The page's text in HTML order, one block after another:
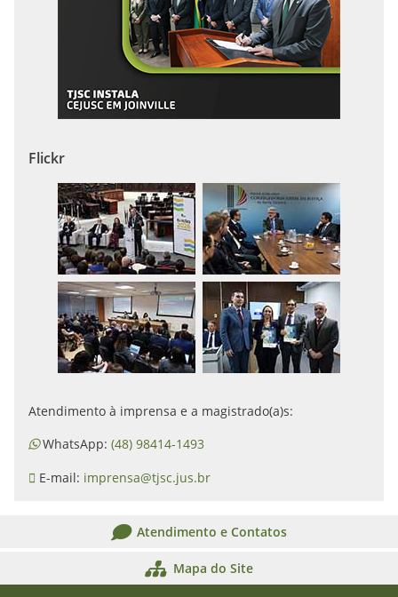
Flickr
Atendimento à imprensa e a magistrado(a)s:
WhatsApp: (48) 98414-1493
E-mail: imprensa@tjsc.jus.br
Atendimento e Contatos
Mapa do Site